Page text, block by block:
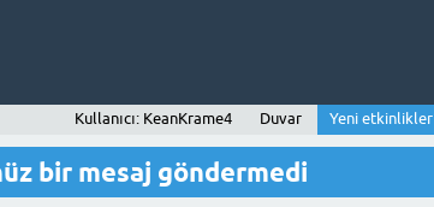
Kullanıcı: KeanKrame4 Duvar Yeni etkinlikler
bir mesaj göndermedi